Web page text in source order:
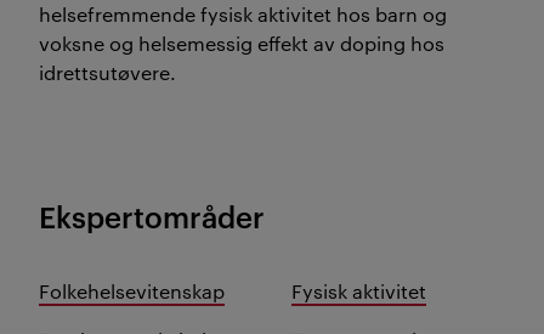
helsefremmende fysisk aktivitet hos barn og
voksne og helsemessig effekt av doping hos
idrettsutøvere.
Ekspertområder
Folkehelsevitenskap
Fysisk aktivitet